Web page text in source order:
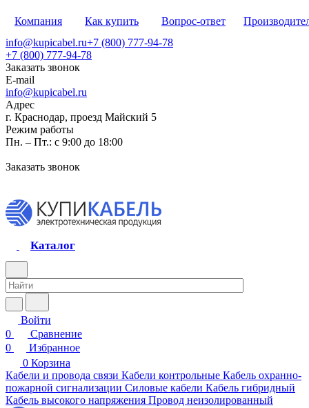
Компания Как купить Вопрос-ответ
info@kupicabel.ru+7 (800) 777-94-78
+7 (800) 777-94-78
Заказать звонок
E-mail
info@kupicabel.ru
Адрес
г. Краснодар, проезд Майский 5
Режим работы
Пн. – Пт.: с 9:00 до 18:00
Заказать звонок
Каталог
Войти
0
Сравнение
0
Избранное
0 Корзина
Кабели и провода связи Кабели контрольные Кабель охранно-
пожарной сигнализации Силовые кабели Кабель гибридный
Кабель высокого напряжения Провод неизолированный